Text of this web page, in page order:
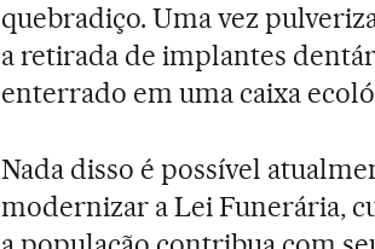
quebradiço. Uma vez
a retirada de implantes
enterrado em uma caixa
Nada disso é possível
modernizar a Lei Funerária,